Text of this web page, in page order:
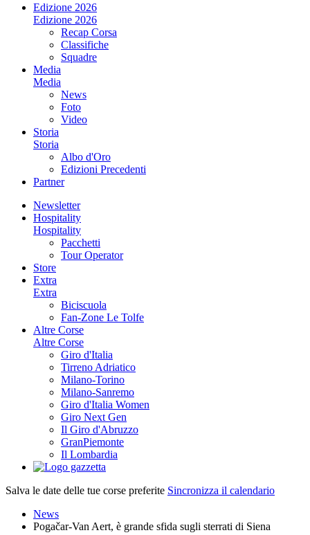
Edizione 2026
Edizione 2026
Recap Corsa
Classifiche
Squadre
Media
Media
News
Foto
Video
Storia
Storia
Albo d'Oro
Edizioni Precedenti
Partner
Newsletter
Hospitality
Hospitality
Pacchetti
Tour Operator
Store
Extra
Extra
Biciscuola
Fan-Zone Le Tolfe
Altre Corse
Altre Corse
Giro d'Italia
Tirreno Adriatico
Milano-Torino
Milano-Sanremo
Giro d'Italia Women
Giro Next Gen
Il Giro d'Abruzzo
GranPiemonte
Il Lombardia
Salva le date delle tue corse preferite Sincronizza il calendario
News
Pogačar-Van Aert, è grande sfida sugli sterrati di Siena